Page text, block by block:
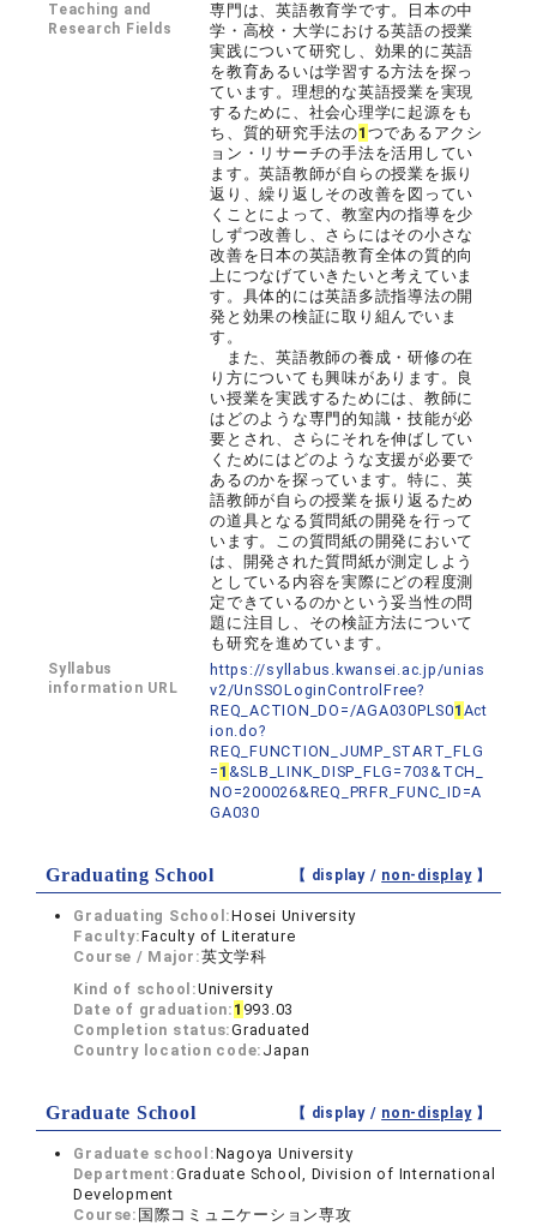
Teaching and
Research Fields
専門は、英語教育学です。日本の中
学・高校・大学における英語の授業
実践について研究し、効果的に英語
を教育あるいは学習する方法を探っ
ています。理想的な英語授業を実現
するために、社会心理学に起源をも
ち、質的研究手法の1 つであるアクシ
ョン・リサーチの手法を活用してい
ます。英語教師が自らの授業を振り
返り、繰り返しその改善を図ってい
くことによって、教室内の指導を少
しずつ改善し、さらにはその小さな
改善を日本の英語教育全体の質的向
上につなげていきたいと考えていま
す。具体的には英語多読指導法の開
発と効果の検証に取り組んでいま
す。
また、英語教師の養成・研修の在
り方についても興味があります。良
い授業を実践するためには、教師に
はどのような専門的知識・技能が必
要とされ、さらにそれを伸ばしてい
くためにはどのような支援が必要で
あるのかを探っています。特に、英
語教師が自らの授業を振り返るため
の道具となる質問紙の開発を行って
います。この質問紙の開発において
は、開発された質問紙が測定しよう
としている内容を実際にどの程度測
定できているのかという妥当性の問
題に注目し、その検証方法について
も研究を進めています。
Syllabus
information URL
https://syllabus.kwansei.ac.jp/unias
v2/UnSSOLoginControlFree?
REQ_ACTION_DO=/AGA030PLS01 Act
ion.do?
REQ_FUNCTION_JUMP_START_FLG
= 1 &SLB_LINK_DISP_FLG=703&TCH_
NO=200026&REQ_PRFR_FUNC_ID=A
GA030
Graduating School 【 display / non-display】
Graduating School:Hosei University
Faculty:Faculty of Literature
Course / Major:英文学科
Kind of school:University
Date of graduation: 1 993.03
Completion status:Graduated
Country location code: Japan
Graduate School 【 display / non-display】
Graduate school:Nagoya University
Department:Graduate School, Division of International
Development
Course: 国際コミュニケーション専攻